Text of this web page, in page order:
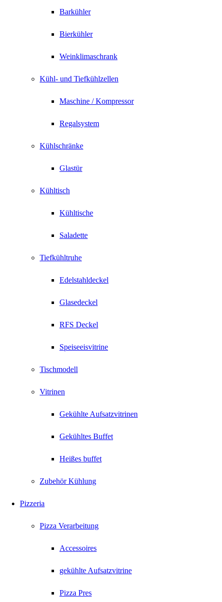
Barkühler
Bierkühler
Weinklimaschrank
Kühl- und Tiefkühlzellen
Maschine / Kompressor
Regalsystem
Kühlschränke
Glastür
Kühltisch
Kühltische
Saladette
Tiefkühltruhe
Edelstahldeckel
Glasedeckel
RFS Deckel
Speiseeisvitrine
Tischmodell
Vitrinen
Gekühlte Aufsatzvitrinen
Gekühltes Buffet
Heißes buffet
Zubehör Kühlung
Pizzeria
Pizza Verarbeitung
Accessoires
gekühlte Aufsatzvitrine
Pizza Pres